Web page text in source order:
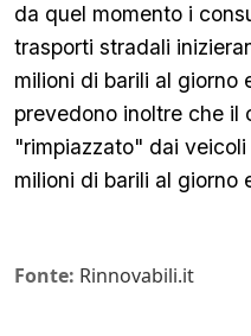
da quel momento i
trasporti stradali
milioni di barili al giorno
prevedono inoltre che il
"rimpiazzato" dai
milioni di barili al giorno
Fonte: Rinnovabili.it